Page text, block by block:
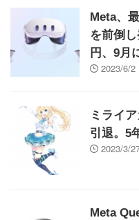
Meta、
を前倒
円、9月
2023/6/2
ミライ
引退。5
2023/3/
Meta